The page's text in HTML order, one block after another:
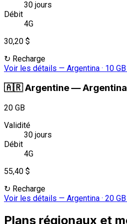
30 jours
Débit
4G
30,20 $
↻ Recharge
Voir les détails — Argentina · 10
🇦🇷Argentine—Argentina
20 GB
Validité
30 jours
Débit
4G
55,40 $
↻ Recharge
Voir les détails — Argentina · 20
Plans régionaux et